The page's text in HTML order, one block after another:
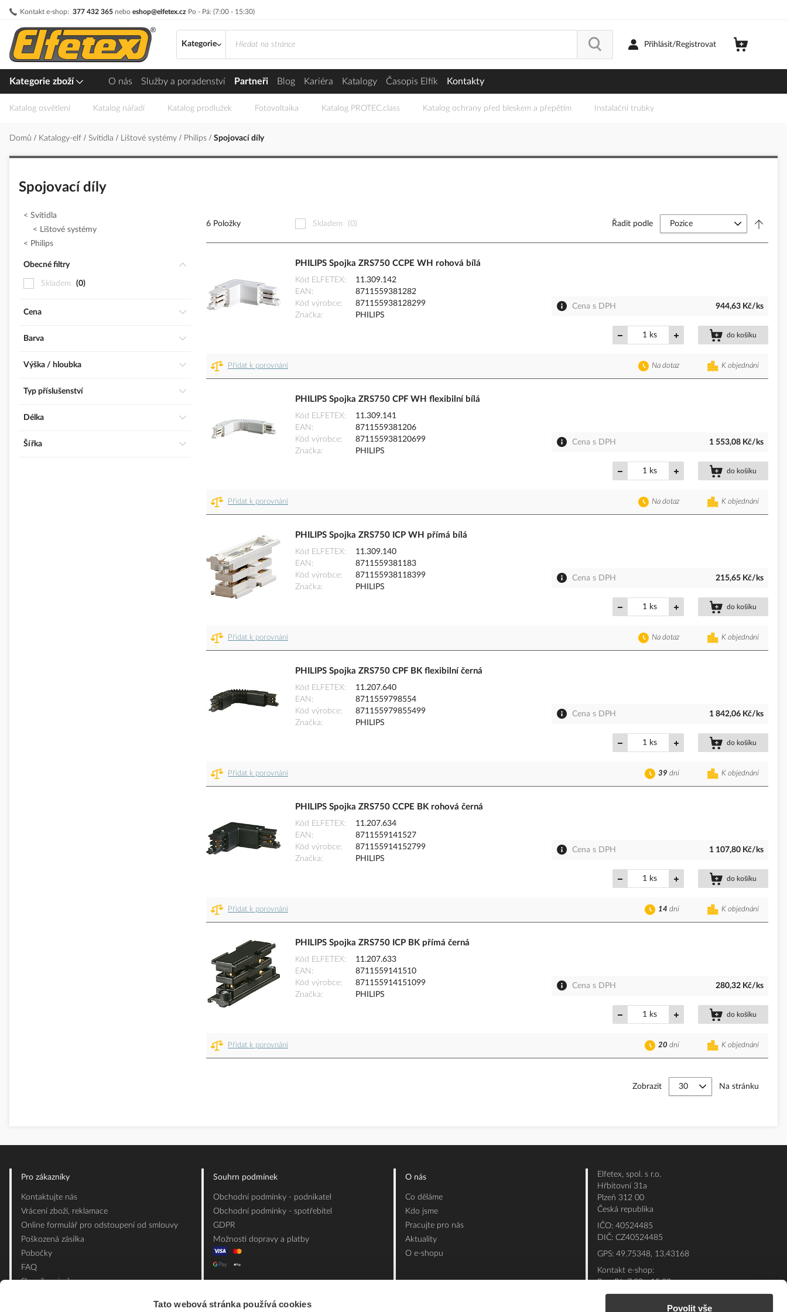
Tato webová stránka používá cookies Povolit vše
Kontakt e-shop: 377 432 365 nebo eshop@elfetex.cz Po - Pá: (7:00 - 15:30)
Přejít
obsah
Kategorie
Přihlásit/Registrovat
Kategorie zboží O nás Služby a poradenství Partneři Blog Kariéra Katalogy Časopis Elfík Kontakty
Katalog osvětlení Katalog nářadí Katalog prodlužek Fotovoltaika Katalog PROTEC.class Katalog ochrany před bleskem a přepětím Instalační trubky
Domů Katalogy-elf Svítidla Lištové systémy Philips Spojovací díly
Spojovací díly
6 Položky Skladem (0) Řadit podle
PHILIPS Spojka ZRS750 CCPE WH rohová bílá
Kód ELFETEX
11.309.142
EAN
8711559381282
Kód výrobce
871155938128299
Značka
PHILIPS
Cena s DPH 944,63 Kč/ks
ks do košíku
Přidat k porovnání K objednání
Na dotaz
PHILIPS Spojka ZRS750 CPF WH flexibilní bílá
Kód ELFETEX
11.309.141
EAN
8711559381206
Kód výrobce
871155938120699
Značka
PHILIPS
Cena s DPH 1 553,08 Kč/ks
ks do košíku
Přidat k porovnání K objednání
Na dotaz
PHILIPS Spojka ZRS750 ICP WH přímá bílá
Kód ELFETEX
11.309.140
EAN
8711559381183
Kód výrobce
871155938118399
Značka
PHILIPS
Cena s DPH 215,65 Kč/ks
ks do košíku
Přidat k porovnání K objednání
Na dotaz
PHILIPS Spojka ZRS750 CPF BK flexibilní černá
Kód ELFETEX
11.207.640
EAN
8711559798554
Kód výrobce
871155979855499
Značka
PHILIPS
Cena s DPH 1 842,06 Kč/ks
ks do košíku
Přidat k porovnání K objednání
39 dní
PHILIPS Spojka ZRS750 CCPE BK rohová černá
Kód ELFETEX
11.207.634
EAN
8711559141527
Kód výrobce
871155914152799
Značka
PHILIPS
Cena s DPH 1 107,80 Kč/ks
ks do košíku
Přidat k porovnání K objednání
14 dní
PHILIPS Spojka ZRS750 ICP BK přímá černá
Kód ELFETEX
11.207.633
EAN
8711559141510
Kód výrobce
871155914151099
Značka
PHILIPS
Cena s DPH 280,32 Kč/ks
ks do košíku
Přidat k porovnání K objednání
20 dní
Zobrazit Na stránku
Svítidla
Lištové systémy
Philips
Obecné filtry
Skladem 0
Cena
Barva
Výška / hloubka
Typ příslušenství
Délka
Šířka
Pro zákazníky
Kontaktujte nás
Vrácení zboží, reklamace
Online formulář pro odstoupení od smlouvy
Poškozená zásilka
Pobočky
FAQ
Slovník pojmů
Souhrn podmínek
Obchodní podmínky - podnikatel
Obchodní podmínky - spotřebitel
GDPR
Možnosti dopravy a platby
O nás
Co děláme
Kdo jsme
Pracujte pro nás
Aktuality
O e-shopu
Elfetex, spol. s r.o.
Hřbitovní 31a
Plzeň 312 00
Česká republika
IČO: 40524485
DIČ: CZ40524485
GPS: 49.75348, 13.43168
Kontakt e-shop:
Po - Pá: 7:00 - 15:30